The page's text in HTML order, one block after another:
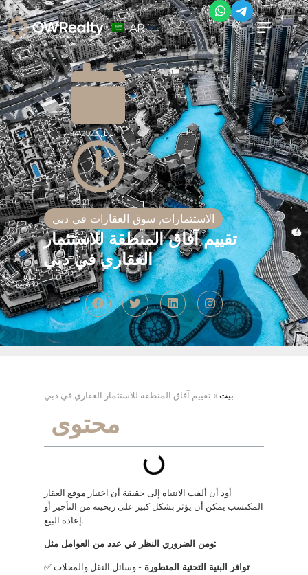
AR
14 أبريل 2023
09:21
الاستثمارات, سوق العقارات في دبي
تقييم آفاق المنطقة للاستثمار
العقاري في دبي
بيت » تقييم آفاق المنطقة للاستثمار العقاري في دبي
محتوى
أود أن ألفت الانتباه إلى حقيقة أن اختيار موقع العقار
المكتسب يمكن أن يؤثر بشكل كبير على ربحيته من التأجير أو
إعادة البيع.
ومن الضروري النظر في عدد من العوامل مثل:
✅ توافر البنية التحتية المتطورة - وسائل النقل والمحلات